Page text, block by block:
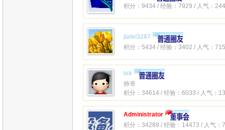
积分：9434 / 经验：7929 / 人气：
jialei3287
积分：5434 / 经验：3402 / 人气：
lsk
帅哥
积分：34614 / 经验：6033 / 人气：
Administrator
积分：34289 / 经验：14473 / 人气：